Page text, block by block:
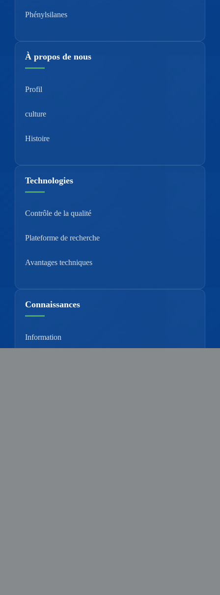
Phénylsilanes
À propos de nous
Profil
culture
Histoire
Technologies
Contrôle de la qualité
Plateforme de recherche
Avantages techniques
Connaissances
Information